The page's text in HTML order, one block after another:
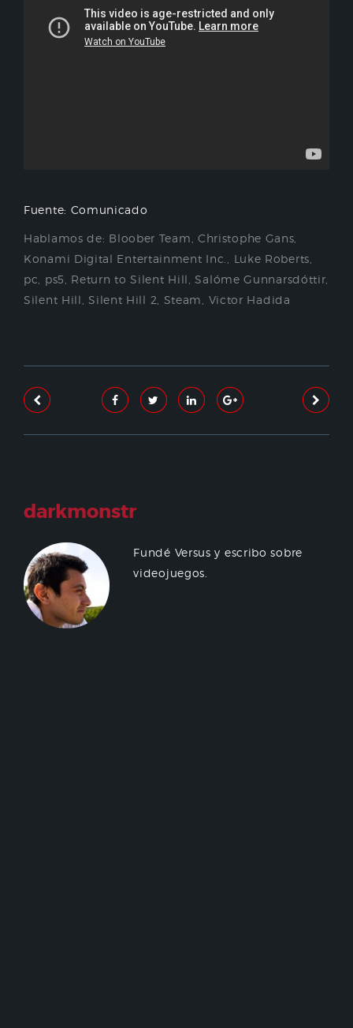
Fuente: Comunicado
Hablamos de: Bloober Team Christophe Gans
Konami Digital Entertainment Inc.
Luke Roberts
pc
ps5 Return to Silent Hill ,Salóme Gunnarsdóttir
Silent Hill ,Silent Hill 2 Steam Victor Hadida
darkmonstr
Fundé Versus y escribo sobre
videojuegos.